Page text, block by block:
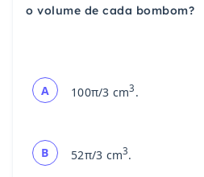
o volume de cada bombom?
A 100π/3 cm3 .
B 52π/3 cm3.